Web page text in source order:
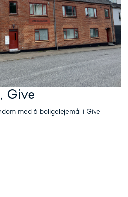
Give
med 6 boligelejemål i Give